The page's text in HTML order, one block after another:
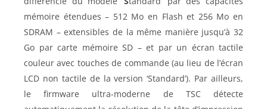
mémoire étendues – 512 Mo en Flash et 256 Mo en
SDRAM – extensibles de la même manière jusqu’à 32
Go par carte mémoire SD – et par un écran tactile
couleur avec touches de commande (au lieu de l’écran
LCD non tactile de la version ‘Standard’). Par ailleurs,
le firmware ultra-moderne de TSC détecte